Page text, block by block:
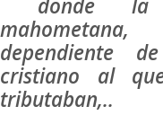
donde la
dependiente
cristiano al
tributaban,..